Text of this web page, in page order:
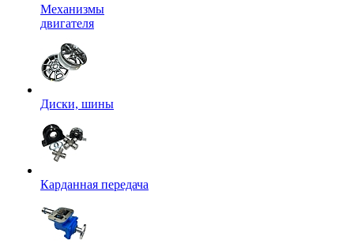
Механизмы
двигателя
Диски, шины
Карданная передача